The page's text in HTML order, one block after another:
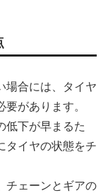
場合には、タイヤ
があります。
低下が早まるた
タイヤの状態をチ
チェーンとギアの